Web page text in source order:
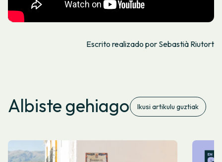
Escrito realizado por Sebastià Riutort
Albiste gehiago Ikusi artikulu guztiak